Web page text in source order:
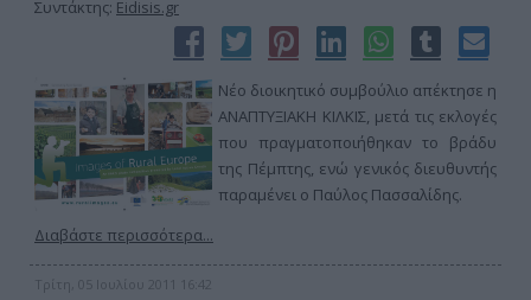
Συντάκτης: Eidisis.gr
Νέο διοικητικό συμβούλιο απέκτησε η
ΑΝΑΠΤΥΞΙΑΚΗ ΚΙΛΚΙΣ, μετά τις εκλογές
που πραγματοποιήθηκαν το βράδυ
της Πέμπτης, ενώ γενικός διευθυντής
παραμένει ο Παύλος Πασσαλίδης.
Διαβάστε περισσότερα...
Τρίτη, 05 Ιουλίου 2011 16:42